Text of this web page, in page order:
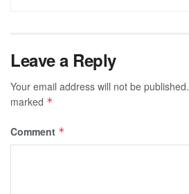
Leave a Reply
Your email address will not be published.
marked *
Comment *